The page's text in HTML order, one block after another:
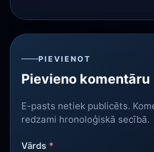
PIEVIENOT
Pievieno komentāru
E-pasts netiek publicēts.
redzami hronoloģiskā secībā.
Vārds *